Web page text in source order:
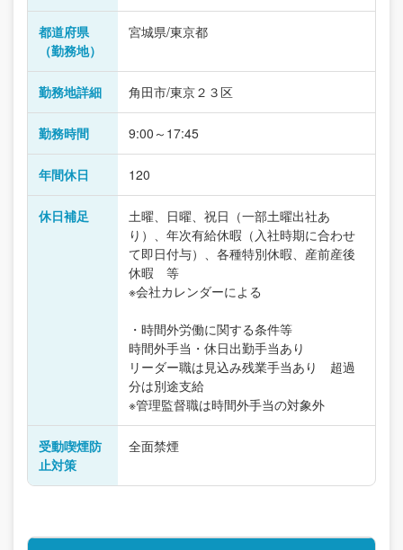
都道府県
（勤務地）
宮城県/東京都
勤務地詳細 角田市/東京２３区
勤務時間 9:00～17:45
年間休日 120
休日補足
土曜、日曜、祝日（一部土曜出社あ
り）、年次有給休暇（入社時期に合わせ
て即日付与）、各種特別休暇、産前産後
休暇 等
※会社カレンダーによる
・時間外労働に関する条件等
時間外手当・休日出勤手当あり
リーダー職は見込み残業手当あり 超過
分は別途支給
※管理監督職は時間外手当の対象外
受動喫煙防
止対策
全面禁煙